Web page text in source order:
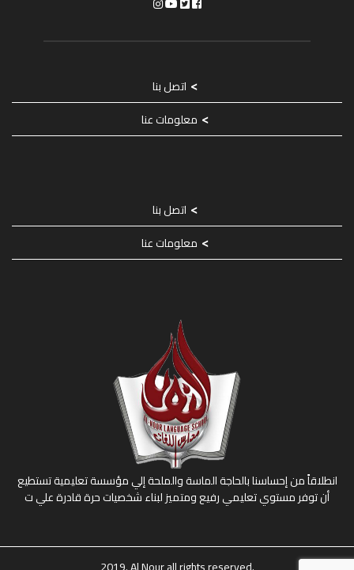
انطلاقاً من إحساسنا بالحاجة الماسة والملحة إلي مؤسسة تعليمية تستطيع
أن توفر مستوي تعليمي رفيع ومتميز لبناء شخصيات حرة قادرة علي ت
اتصل بنا
معلومات عنا
اتصل بنا
معلومات عنا